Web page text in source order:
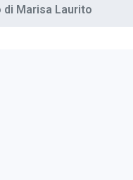
di Marisa Laurito